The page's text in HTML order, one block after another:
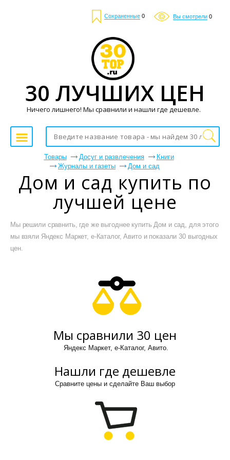
Сохраненные 0 Вы смотрели 0
Товары Досуг и развлечения
Книги
Журналы и газеты
Дом и сад
Дом и сад купить по
лучшей цене
Мы решили сравнить, где же выгоднее купить Дом и сад, для этого
мы взяли Яндекс Маркет, е-Каталог, Авито и показали 30 выгодных
цен.
Мы сравнили 30 цен
Яндекс Маркет, е-Каталог, Авито.
Нашли где дешевле
Сравните цены и сделайте Ваш выбор
30 ЛУЧШИХ ЦЕН
Ничего лишнего! Мы сравнили и нашли где дешевле.